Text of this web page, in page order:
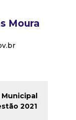
Moura
2021